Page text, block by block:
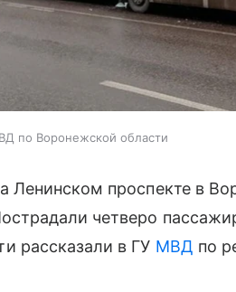
по Воронежской области
Ленинском проспекте в
четверо
рассказали в ГУ МВД по